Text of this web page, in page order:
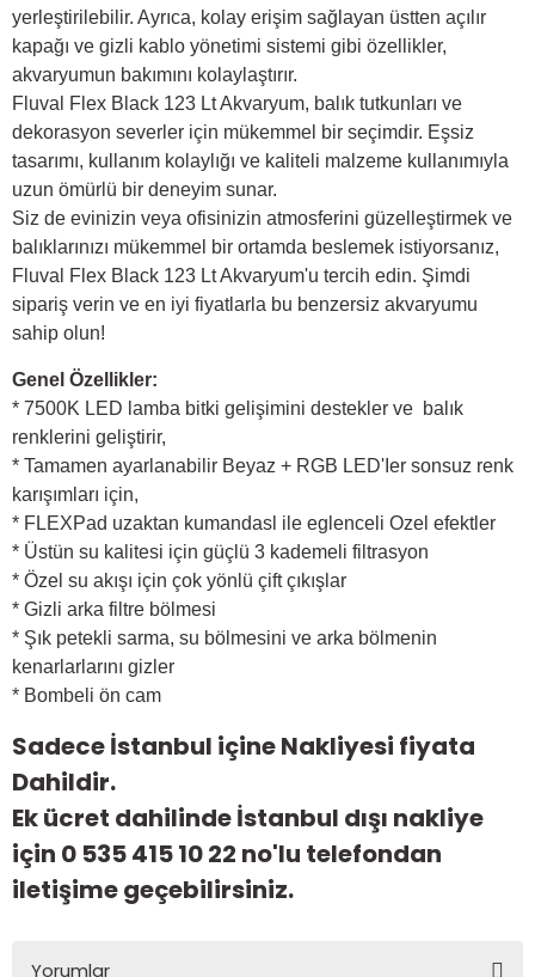
yerleştirilebilir. Ayrıca, kolay erişim sağlayan üstten açılır
kapağı ve gizli kablo yönetimi sistemi gibi özellikler,
akvaryumun bakımını kolaylaştırır.
Fluval Flex Black 123 Lt Akvaryum, balık tutkunları ve
dekorasyon severler için mükemmel bir seçimdir. Eşsiz
tasarımı, kullanım kolaylığı ve kaliteli malzeme kullanımıyla
uzun ömürlü bir deneyim sunar.
Siz de evinizin veya ofisinizin atmosferini güzelleştirmek ve
balıklarınızı mükemmel bir ortamda beslemek istiyorsanız,
Fluval Flex Black 123 Lt Akvaryum'u tercih edin. Şimdi
sipariş verin ve en iyi fiyatlarla bu benzersiz akvaryumu
sahip olun!
Genel Özellikler:
* 7500K LED lamba bitki gelişimini destekler ve balık
renklerini geliştirir,
* Tamamen ayarlanabilir Beyaz + RGB LED'Ier sonsuz renk
karışımları için,
* FLEXPad uzaktan kumandasl ile eglenceli Ozel efektler
* Üstün su kalitesi için güçlü 3 kademeli filtrasyon
* Özel su akışı için çok yönlü çift çıkışlar
* Gizli arka filtre bölmesi
* Şık petekli sarma, su bölmesini ve arka bölmenin
kenarlarlarını gizler
* Bombeli ön cam
Sadece İstanbul içine Nakliyesi fiyata
Dahildir.
Ek ücret dahilinde İstanbul dışı nakliye
için 0 535 415 10 22 no'lu telefondan
iletişime geçebilirsiniz.
Yorumlar